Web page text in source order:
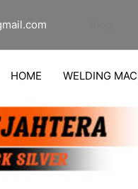
HOME WELDING